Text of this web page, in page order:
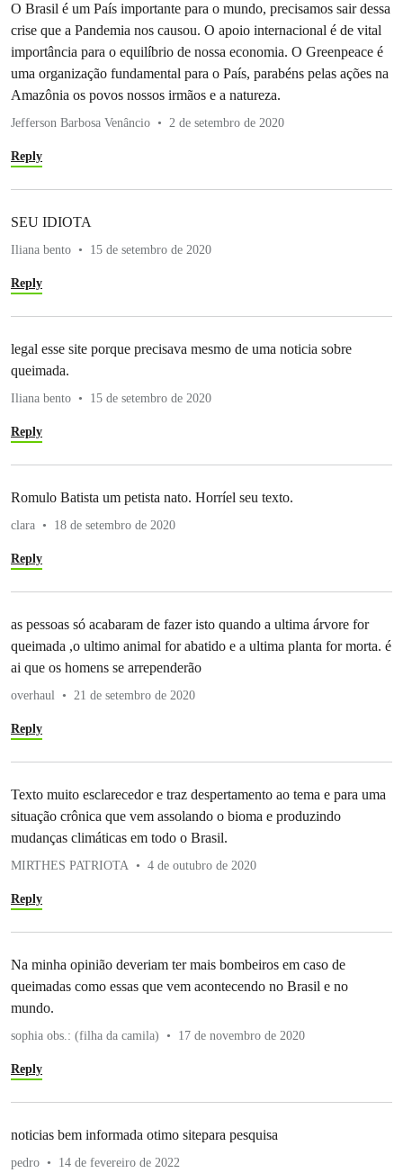
O Brasil é um País importante para o mundo, precisamos sair dessa
crise que a Pandemia nos causou. O apoio internacional é de vital
importância para o equilíbrio de nossa economia. O Greenpeace é
uma organização fundamental para o País, parabéns pelas ações na
Amazônia os povos nossos irmãos e a natureza.
Jefferson Barbosa Venâncio 2 de setembro de 2020
Reply
SEU IDIOTA
Iliana bento 15 de setembro de 2020
Reply
legal esse site porque precisava mesmo de uma noticia sobre
queimada.
Iliana bento 15 de setembro de 2020
Reply
Romulo Batista um petista nato. Horríel seu texto.
clara 18 de setembro de 2020
Reply
as pessoas só acabaram de fazer isto quando a ultima árvore for
queimada ,o ultimo animal for abatido e a ultima planta for morta. é
ai que os homens se arrependerão
overhaul 21 de setembro de 2020
Reply
Texto muito esclarecedor e traz despertamento ao tema e para uma
situação crônica que vem assolando o bioma e produzindo
mudanças climáticas em todo o Brasil.
MIRTHES PATRIOTA 4 de outubro de 2020
Reply
Na minha opinião deveriam ter mais bombeiros em caso de
queimadas como essas que vem acontecendo no Brasil e no
mundo.
sophia obs.: (filha da camila) 17 de novembro de 2020
Reply
noticias bem informada otimo sitepara pesquisa
pedro 14 de fevereiro de 2022